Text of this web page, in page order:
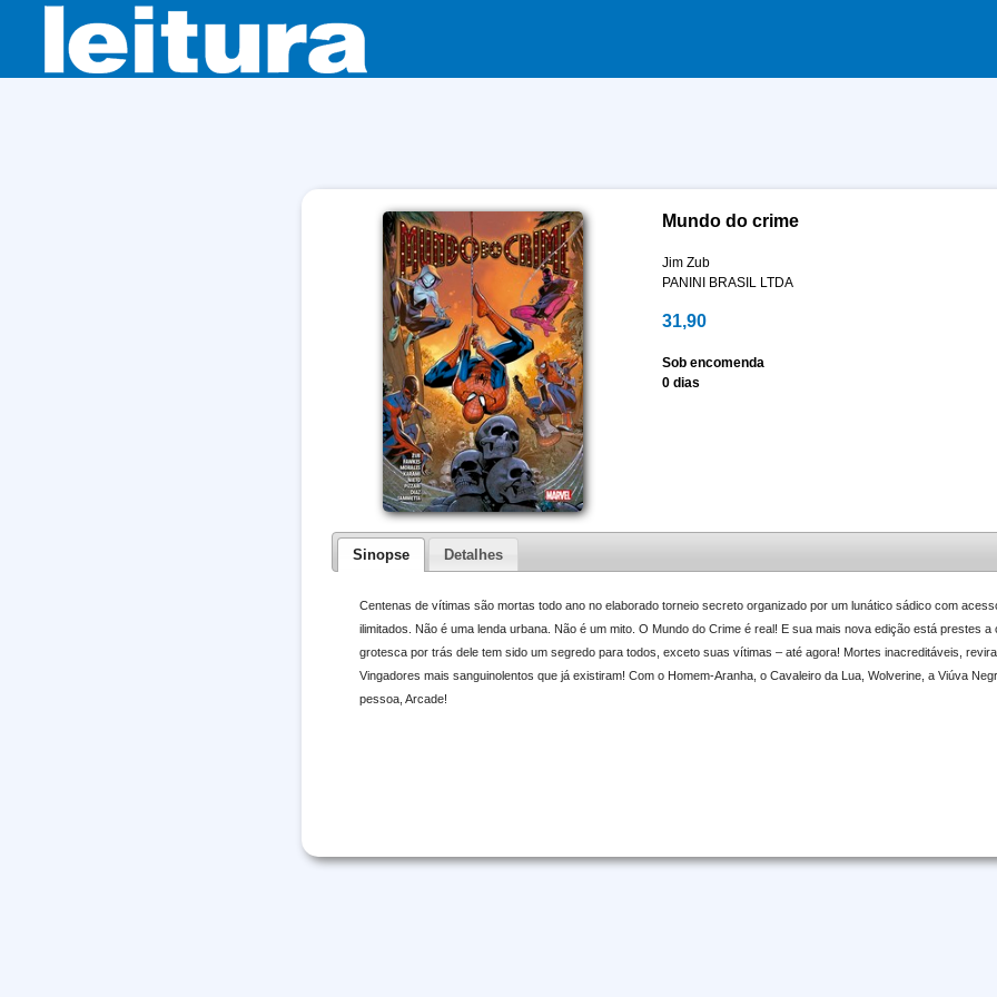
Mundo do crime
Jim Zub
PANINI BRASIL LTDA
31,90
Sob encomenda
0 dias
Sinopse Detalhes
Centenas de vítimas são mortas todo ano no elaborado torneio secreto organizado por um lunático sádico com
ilimitados. Não é uma lenda urbana. Não é um mito. O Mundo do Crime é real! E sua mais nova edição está prestes a
grotesca por trás dele tem sido um segredo para todos, exceto suas vítimas – até agora! Mortes inacreditáveis,
Vingadores mais sanguinolentos que já existiram! Com o Homem-Aranha, o Cavaleiro da Lua, Wolverine, a Viúva
pessoa, Arcade!